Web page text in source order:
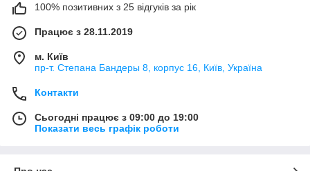
100% позитивних з 25 відгуків за рік
Працює з 28.11.2019
м. Київ
пр-т. Степана Бандеры 8, корпус 16, Київ, Україна
Контакти
Сьогодні працює з 09:00 до 19:00
Показати весь графік роботи